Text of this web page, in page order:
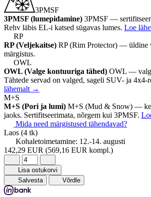
3PMSF
3PMSF (lumepidamine) 3PMSF —
Rehv läbis EL-i katsed sügavas lumes. Loe
RP
RP (Veljekaitse) RP (Rim Protector) — üldine
märgistus.
OWL
OWL (Valge kontuuriga tähed) OWL —
Tähtede servad on valged, sageli SUV- ja 4x4-
lähemalt →
M+S
M+S (Pori ja lumi) M+S (Mud & Snow) —
jaoks. Sertifitseerimata, nõrgem kui 3PMSF.
Mida need märgistused tähendavad?
Laos (4 tk)
Kohaletoimetamine: 12.-14. augusti
142,29 EUR (569,16 EUR kompl.)
Lisa ostukorvi
Salvesta
Võrdle